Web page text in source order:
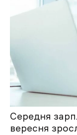
Середня
вересня